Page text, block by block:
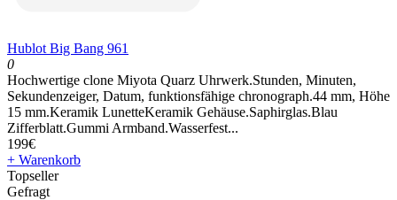
Hublot Big Bang 961
0
Hochwertige clone Miyota Quarz Uhrwerk.Stunden, Minuten,
Sekundenzeiger, Datum, funktionsfähige chronograph.44 mm, Höhe
15 mm.Keramik LunetteKeramik Gehäuse.Saphirglas.Blau
Zifferblatt.Gummi Armband.Wasserfest...
199€
+ Warenkorb
Topseller
Gefragt